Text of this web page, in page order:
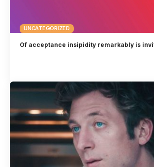
UNCATEGORIZED
Of acceptance insipidity remarkably is